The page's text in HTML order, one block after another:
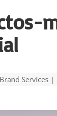
Services |